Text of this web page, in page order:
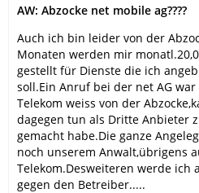
AW: Abzocke net mobile ag????
Auch ich bin leider von der
Monaten werden mir
gestellt für Dienste die ich
soll.Ein Anruf bei der net AG
Telekom weiss von der
dagegen tun als Dritte Anbieter
gemacht habe.Die ganze
noch unserem Anwalt,übrigens
Telekom.Desweiteren werde ich
gegen den Betreiber.....